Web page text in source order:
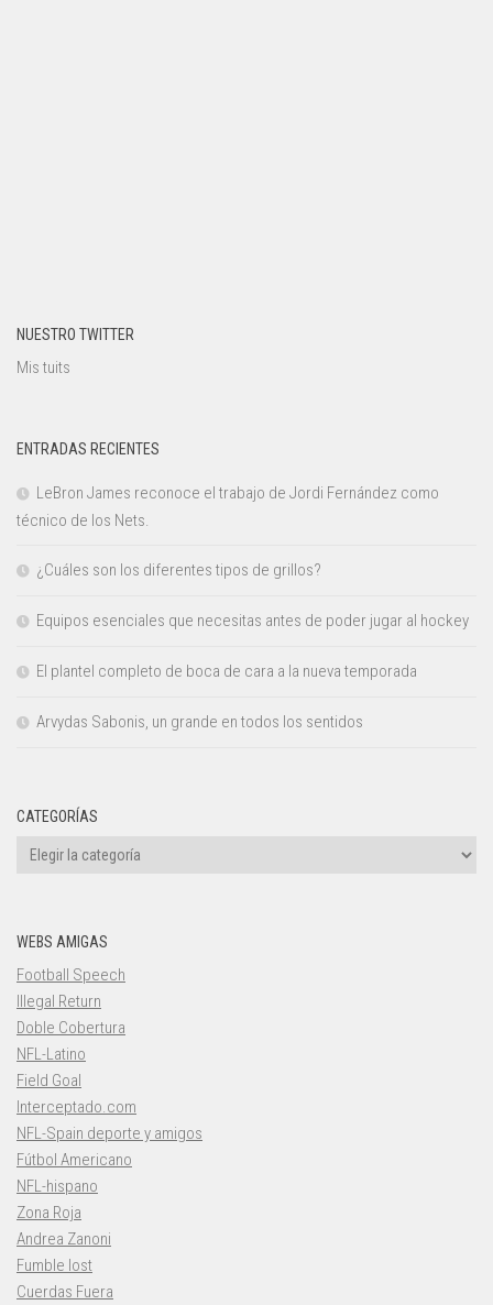
NUESTRO TWITTER
Mis tuits
ENTRADAS RECIENTES
LeBron James reconoce el trabajo de Jordi Fernández como
técnico de los Nets.
¿Cuáles son los diferentes tipos de grillos?
Equipos esenciales que necesitas antes de poder jugar al hockey
El plantel completo de boca de cara a la nueva temporada
Arvydas Sabonis, un grande en todos los sentidos
CATEGORÍAS
Categorías
WEBS AMIGAS
Football Speech
Illegal Return
Doble Cobertura
NFL-Latino
Field Goal
Interceptado.com
NFL-Spain deporte y amigos
Fútbol Americano
NFL-hispano
Zona Roja
Andrea Zanoni
Fumble lost
Cuerdas Fuera